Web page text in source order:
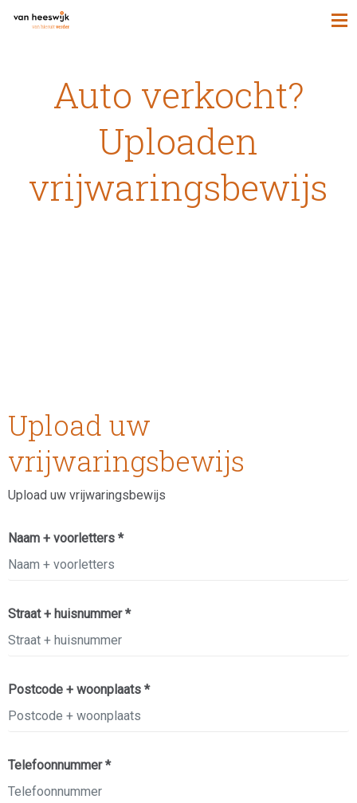
Auto verkocht?
Uploaden
vrijwaringsbewijs
Upload uw
vrijwaringsbewijs
Upload uw vrijwaringsbewijs
Naam + voorletters *
Straat + huisnummer *
Postcode + woonplaats *
Telefoonnummer *